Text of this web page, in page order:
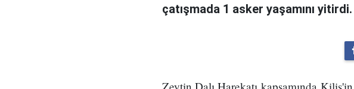
çatışmada 1 asker yaşamını yitirdi.